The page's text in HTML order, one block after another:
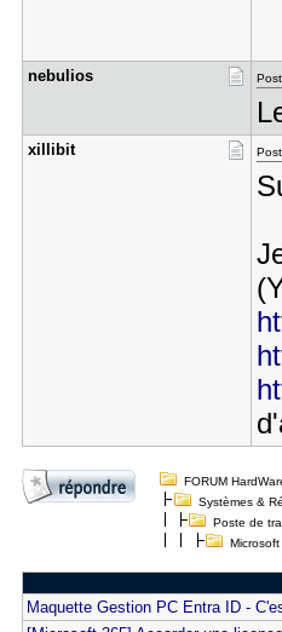
nebulios
xillibit
FORUM
Systèmes &
Poste de
Microsoft
Maquette Gestion PC Entra ID -